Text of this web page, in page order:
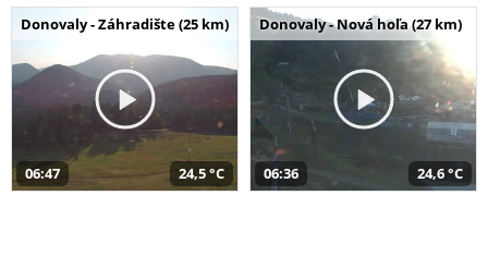
Donovaly - Záhradište (25 km)
06:47 24,5 °C
Donovaly - Nová hoľa (27 km)
06:36 24,6 °C